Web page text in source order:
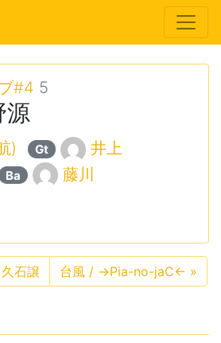
#4 5
源
) Gt 井上
Ba 藤川
石譲 台風 / →Pia-no-jaC← »